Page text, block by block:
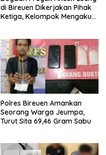
di Bireuen Dikerjakan Pihak
Ketiga, Kelompok Mengaku
Polres Bireuen Amankan
Seorang Warga Jeumpa,
Turut Sita 69,46 Gram Sabu